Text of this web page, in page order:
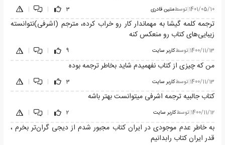
1401/05/10
|توسطمتین قادری 3
|
|
ترجمه کلمه گیشا به مهماندار کار رو خراب کرده، مترجم (اشرفی)نتوانسته
زیبایی‌های کتاب رو منعکس کنه
1400/11/13
|توسطکاربر سایت 9
|
|
من که چیزی از کتاب نفهمیدم شاید بخاطر ترجمه بوده
1400/11/13
|توسطکاربر سایت 3
|
|
کتاب جالبیه ترجمه اشرفی میتوانست بهتر باشه
1400/11/12
|توسطکاربر سایت 2
|
|
به خاطر عدم موجودی در ایران کتاب مجبور شدم از دیجی گران‌تر بخرم ،
قدر ایران کتاب رابدانیم